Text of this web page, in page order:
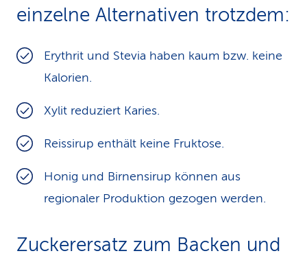
einzelne Alternativen trotzdem:
Erythrit und Stevia haben kaum bzw. keine
Kalorien.
Xylit reduziert Karies.
Reissirup enthält keine Fruktose.
Honig und Birnensirup können aus
regionaler Produktion gezogen werden.
Zuckerersatz zum Backen und